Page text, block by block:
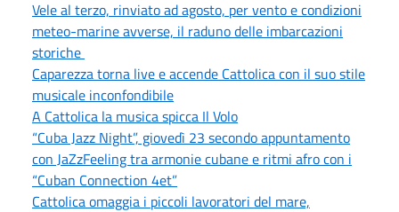
Vele al terzo, rinviato ad agosto, per vento e condizioni
meteo-marine avverse, il raduno delle imbarcazioni
storiche
Caparezza torna live e accende Cattolica con il suo stile
musicale inconfondibile
A Cattolica la musica spicca Il Volo
“Cuba Jazz Night”, giovedì 23 secondo appuntamento
con JaZzFeeling tra armonie cubane e ritmi afro con i
“Cuban Connection 4et”
Cattolica omaggia i piccoli lavoratori del mare,